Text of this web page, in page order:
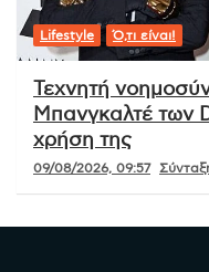
Lifestyle Ό,τι είναι!
Τεχνητή
Μπανγκαλτέ των
χρήση της
09/08/2026, 09:57